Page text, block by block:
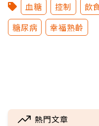
血糖 控制 飲
糖尿病
幸福熟齡
熱門文章